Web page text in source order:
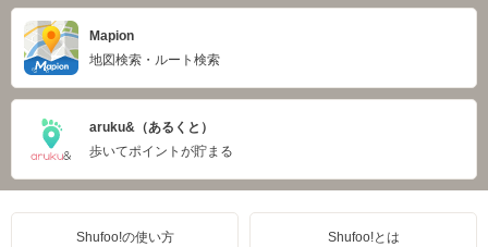
Mapion
地図検索・ルート検索
aruku&（あるくと）
歩いてポイントが貯まる
Shufoo!の使い方 Shufoo!とは